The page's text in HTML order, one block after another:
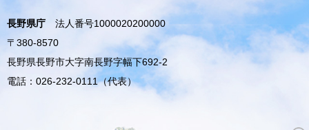
長野県庁
法人番号1000020200000
〒380-8570
長野県長野市大字南長野字幅下692-2
電話：026-232-0111（代表）